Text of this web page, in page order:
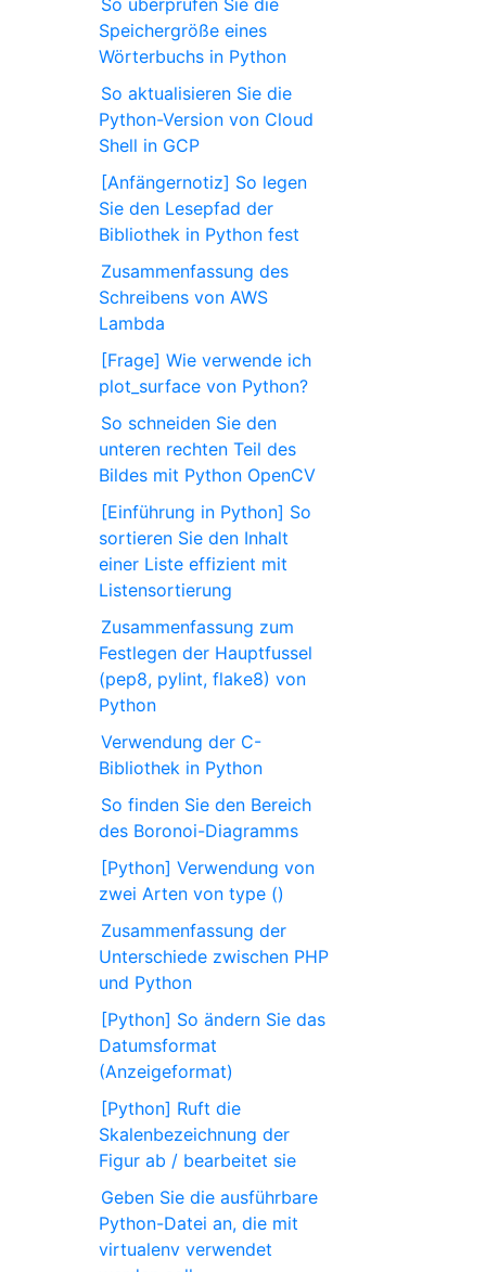
So überprüfen Sie die
Speichergröße eines
Wörterbuchs in Python
So aktualisieren Sie die
Python-Version von Cloud
Shell in GCP
[Anfängernotiz] So legen
Sie den Lesepfad der
Bibliothek in Python fest
Zusammenfassung des
Schreibens von AWS
Lambda
[Frage] Wie verwende ich
plot_surface von Python?
So schneiden Sie den
unteren rechten Teil des
Bildes mit Python OpenCV
[Einführung in Python] So
sortieren Sie den Inhalt
einer Liste effizient mit
Listensortierung
Zusammenfassung zum
Festlegen der Hauptfussel
(pep8, pylint, flake8) von
Python
Verwendung der C-
Bibliothek in Python
So finden Sie den Bereich
des Boronoi-Diagramms
[Python] Verwendung von
zwei Arten von type ()
Zusammenfassung der
Unterschiede zwischen PHP
und Python
[Python] So ändern Sie das
Datumsformat
(Anzeigeformat)
[Python] Ruft die
Skalenbezeichnung der
Figur ab / bearbeitet sie
Geben Sie die ausführbare
Python-Datei an, die mit
virtualenv verwendet